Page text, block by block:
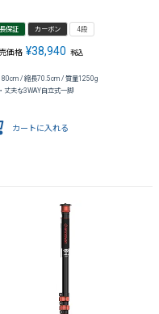
保証 カーボン 4段
価格 ¥38,940 税込
/ 縮長70.5cm / 質量1250g
丈夫な3WAY自立式一脚
カートに入れる